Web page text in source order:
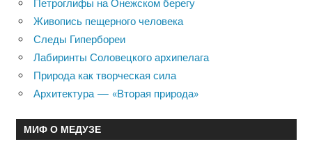
Петроглифы на Онежском берегу
Живопись пещерного человека
Следы Гипербореи
Лабиринты Соловецкого архипелага
Природа как творческая сила
Архитектура — «Вторая природа»
МИФ О МЕДУЗЕ